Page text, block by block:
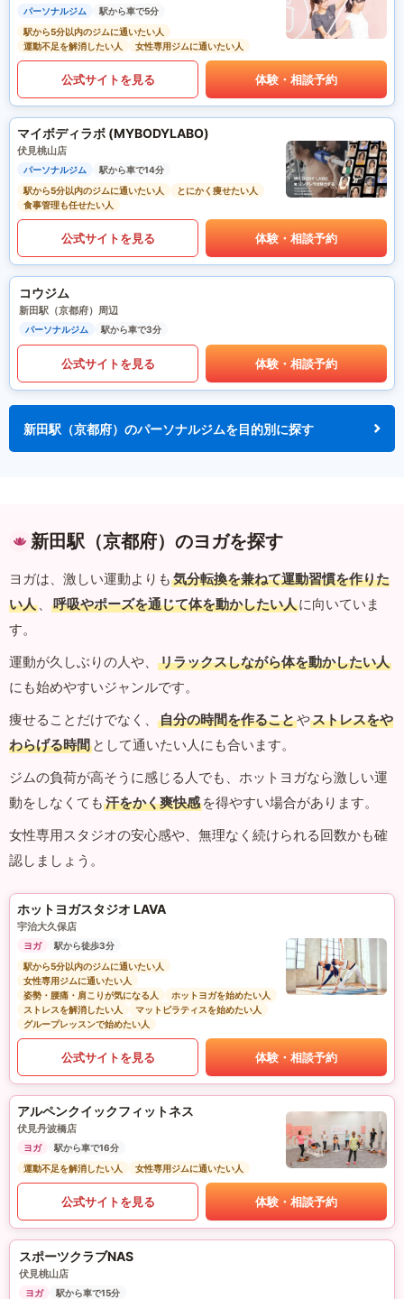
パーソナルジム
駅から車で5分
駅から5分以内のジムに通いたい人
運動不足を解消したい人
女性専用ジムに通いたい人
公式サイトを見る 体験・相談予約
マイボディラボ (MYBODYLABO)
伏見桃山店
パーソナルジム
駅から車で14分
駅から5分以内のジムに通いたい人
とにかく痩せたい人
食事管理も任せたい人
公式サイトを見る 体験・相談予約
コウジム
新田駅（京都府）周辺
パーソナルジム 駅から車で3分
公式サイトを見る 体験・相談予約
新田駅（京都府）のパーソナルジムを目的別に探す
新田駅（京都府）のヨガを探す
ヨガは、激しい運動よりも 気分転換を兼ねて運動習慣を作りた
い人 、 呼吸やポーズを通じて体を動かしたい人に向いていま
す。
運動が久しぶりの人や、
リラックスしながら体を動かしたい人
にも始めやすいジャンルです。
痩せることだけでなく、
自分の時間を作ることやストレスをや
わらげる時間 として通いたい人にも合います。
ジムの負荷が高そうに感じる人でも、ホットヨガなら激しい運
動をしなくても 汗をかく爽快感 を得やすい場合があります。
女性専用スタジオの安心感や、無理なく続けられる回数かも確
認しましょう。
ホットヨガスタジオ LAVA
宇治大久保店
ヨガ
駅から徒歩3分
駅から5分以内のジムに通いたい人
女性専用ジムに通いたい人
姿勢・腰痛・肩こりが気になる人
ホットヨガを始めたい人
ストレスを解消したい人
マットピラティスを始めたい人
グループレッスンで始めたい人
公式サイトを見る 体験・相談予約
アルペンクイックフィットネス
伏見丹波橋店
ヨガ
駅から車で16分
運動不足を解消したい人
女性専用ジムに通いたい人
公式サイトを見る 体験・相談予約
スポーツクラブNAS
伏見桃山店
ヨガ 駅から車で15分